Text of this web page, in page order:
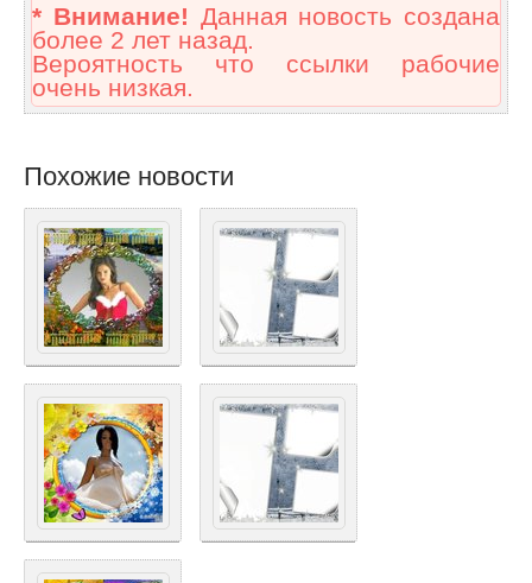
* Внимание! Данная новость создана
более 2 лет назад.
Вероятность что ссылки рабочие
очень низкая.
Похожие новости